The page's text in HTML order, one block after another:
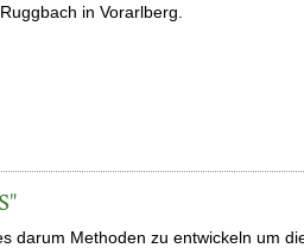
in Vorarlberg.
darum Methoden zu entwickeln um